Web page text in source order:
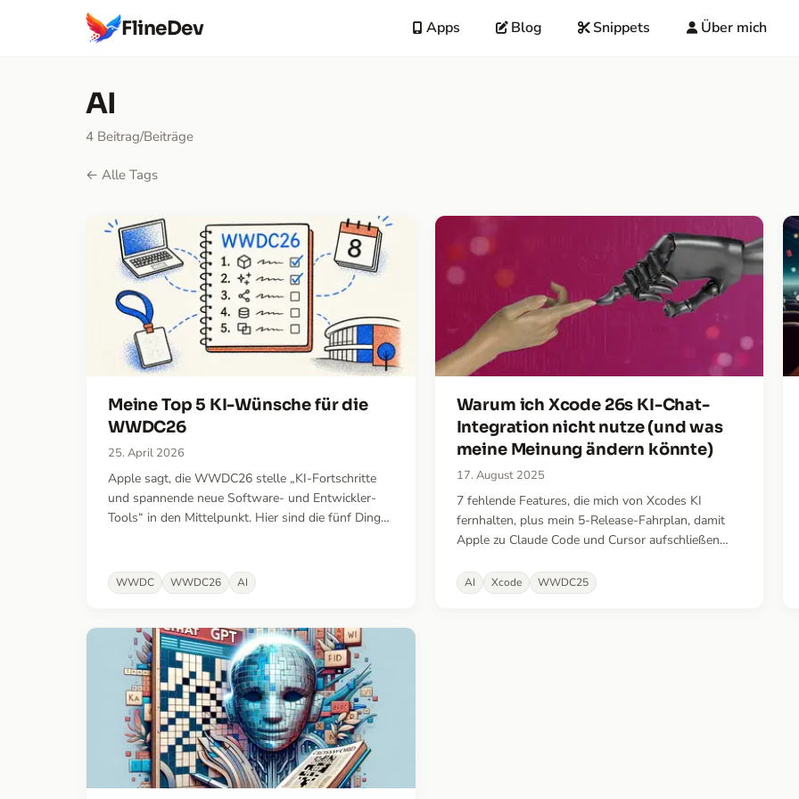
FlineDev Apps Blog Snippets Über mich
AI
4 Beitrag/Beiträge
← Alle Tags
Meine Top 5 KI-Wünsche für die
WWDC26
25. April 2026
Apple sagt, die WWDC26 stelle „KI-Fortschritte
und spannende neue Software- und Entwickler-
Tools“ in den Mittelpunkt. Hier sind die fünf Dinge,
stärksten ausbremsen.
WWDC WWDC26 AI
Warum ich Xcode 26s KI-Chat-
Integration nicht nutze (und was
meine Meinung ändern könnte)
17. August 2025
7 fehlende Features, die mich von Xcodes KI
fernhalten, plus mein 5-Release-Fahrplan, damit
Apple zu Claude Code und Cursor aufschließen
AI Xcode WWDC25